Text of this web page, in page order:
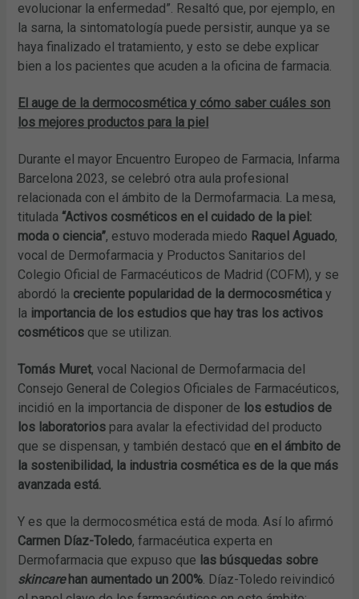
evolucionar la enfermedad”. Resaltó que, por ejemplo, en
la sarna, la sintomatología puede persistir, aunque ya se
haya finalizado el tratamiento, y esto se debe explicar
bien a los pacientes que acuden a la oficina de farmacia.
El auge de la dermocosmética y cómo saber cuáles son
los mejores productos para la piel
Durante el mayor Encuentro Europeo de Farmacia, Infarma
Barcelona 2023, se celebró otra aula profesional
relacionada con el ámbito de la Dermofarmacia. La mesa,
titulada “Activos cosméticos en el cuidado de la piel:
moda o ciencia”, estuvo moderada miedo Raquel Aguado,
vocal de Dermofarmacia y Productos Sanitarios del
Colegio Oficial de Farmacéuticos de Madrid (COFM), y se
abordó la creciente popularidad de la dermocosmética y
la importancia de los estudios que hay tras los activos
cosméticos que se utilizan.
Tomás Muret, vocal Nacional de Dermofarmacia del
Consejo General de Colegios Oficiales de Farmacéuticos,
incidió en la importancia de disponer de los estudios de
los laboratorios para avalar la efectividad del producto
que se dispensan, y también destacó que en el ámbito de
la sostenibilidad, la industria cosmética es de la que más
avanzada está.
Y es que la dermocosmética está de moda. Así lo afirmó
Carmen Díaz-Toledo, farmacéutica experta en
Dermofarmacia que expuso que las búsquedas sobre
skincarehan aumentado un 200% . Díaz-Toledo reivindicó